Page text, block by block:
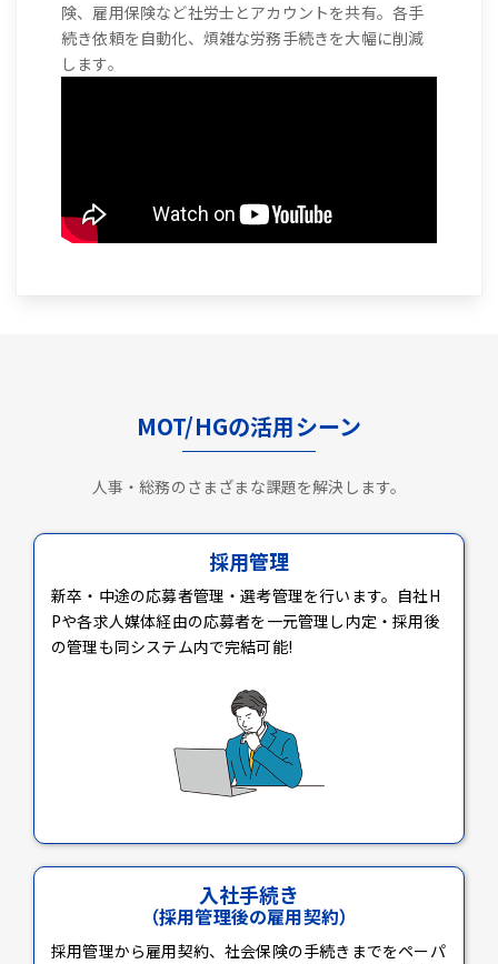
険、雇用保険など社労士とアカウントを共有。各手
続き依頼を自動化、煩雑な労務手続きを大幅に削減
します。
MOT/HGの活用シーン
人事・総務のさまざまな課題を解決します。
採用管理
新卒・中途の応募者管理・選考管理を行います。自社H
Pや各求人媒体経由の応募者を一元管理し内定・採用後
の管理も同システム内で完結可能!
入社手続き
（採用管理後の雇用契約）
採用管理から雇用契約、社会保険の手続きまでをペーパ